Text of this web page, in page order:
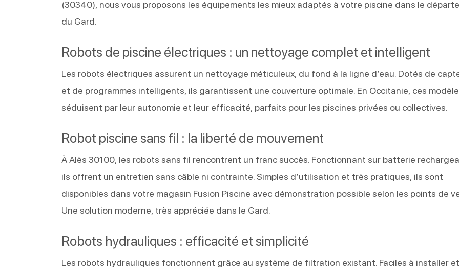
(30340), nous vous proposons les équipements les mieux adaptés à votre piscine dans le
du Gard.
Robots de piscine électriques : un nettoyage complet et intelligent
Les robots électriques assurent un nettoyage méticuleux, du fond à la ligne d’eau. Dotés de
et de programmes intelligents, ils garantissent une couverture optimale. En Occitanie, ces
séduisent par leur autonomie et leur efficacité, parfaits pour les piscines privées ou collectives.
Robot piscine sans fil : la liberté de mouvement
À Alès 30100, les robots sans fil rencontrent un franc succès. Fonctionnant sur batterie
ils offrent un entretien sans câble ni contrainte. Simples d’utilisation et très pratiques, ils sont
disponibles dans votre magasin Fusion Piscine avec démonstration possible selon les points de
Une solution moderne, très appréciée dans le Gard.
Robots hydrauliques : efficacité et simplicité
Les robots hydrauliques fonctionnent grâce au système de filtration existant. Faciles à installer